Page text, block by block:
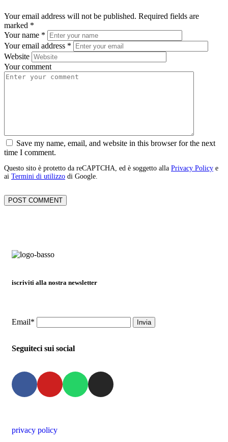
Your email address will not be published. Required fields are
marked *
Your name *
Your email address *
Website
Your comment
Save my name, email, and website in this browser for the next
time I comment.
Questo sito è protetto da reCAPTCHA, ed è soggetto alla Privacy Policy e
ai Termini di utilizzo di Google.
iscriviti alla nostra newsletter
Email*
Seguiteci sui social
privacy policy